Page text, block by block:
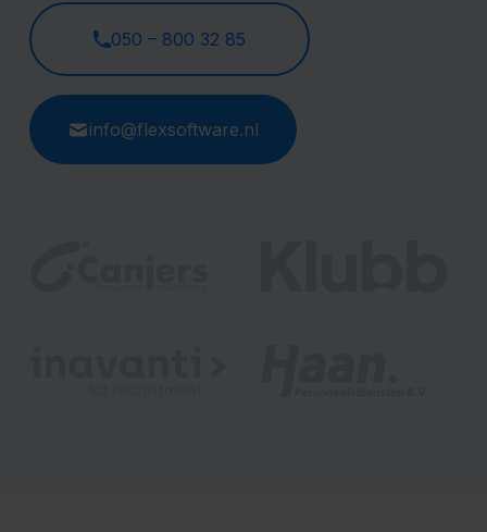
050 – 800 32 85
info@flexsoftware.nl